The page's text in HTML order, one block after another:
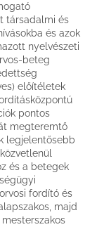
társadalmi és
és azok
nyelvészeti
beteg
előítéletek
pontos
megteremtő
legjelentősebb
és a betegek
fordító és
majd